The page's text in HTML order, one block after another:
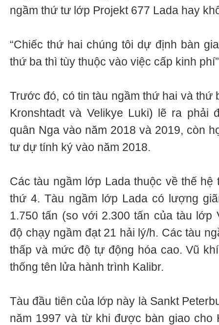
ngầm thứ tư lớp Projekt 677 Lada hay
“Chiếc thứ hai chúng tôi dự định bàn
thứ ba thì tùy thuộc vào việc cấp kinh
Trước đó, có tin tàu ngầm thứ hai và thứ
Kronshtadt và Velikye Luki) lẽ ra phải
quân Nga vào năm 2018 và 2019, còn
tư dự tính ký vào năm 2018.
Các tàu ngầm lớp Lada thuộc về thế hệ
thứ 4. Tàu ngầm lớp Lada có lượng
1.750 tấn (so với 2.300 tấn của tàu lớp
độ chạy ngầm đạt 21 hải lý/h. Các tàu
thấp và mức độ tự động hóa cao. Vũ
thống tên lửa hành trình Kalibr.
Tàu đầu tiên của lớp này là Sankt
năm 1997 và từ khi được bàn giao cho